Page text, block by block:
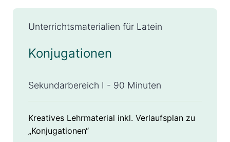
Unterrichtsmaterialien für Latein
Konjugationen
Sekundarbereich I - 90 Minuten
Kreatives Lehrmaterial inkl. Verlaufsplan zu
„Konjugationen“